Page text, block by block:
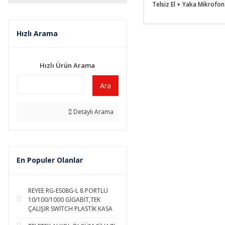
Hızlı Arama
Hızlı Ürün Arama
Ara
Detaylı Arama
En Populer Olanlar
REYEE RG-ES08G-L 8 PORTLU
10/100/1000 GİGABİT,TEK
ÇALIŞIR SWİTCH PLASTİK KASA
Telsiz El + Yaka